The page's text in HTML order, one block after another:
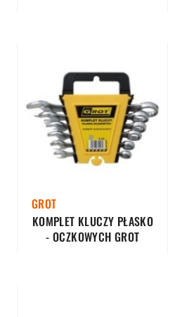
GROT
KOMPLET KLUCZY PŁASKO
- OCZKOWYCH GROT